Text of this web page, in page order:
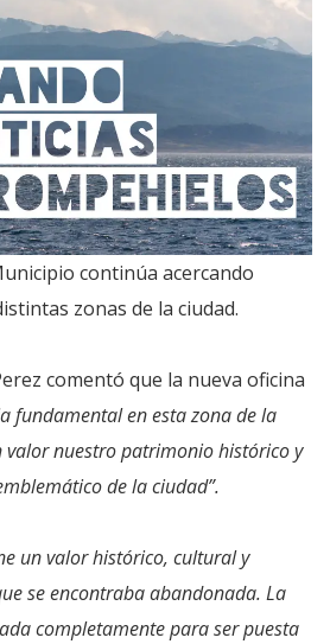
continúa acercando
zonas de la ciudad.
comentó que la nueva oficina
fundamental en esta zona de la
valor nuestro patrimonio histórico y
de la ciudad”.
un valor histórico, cultural y
se encontraba abandonada. La
completamente para ser puesta